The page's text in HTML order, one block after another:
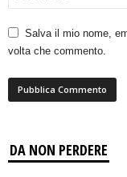
Salva il mio nome,
volta che commento.
DA NON PERDERE